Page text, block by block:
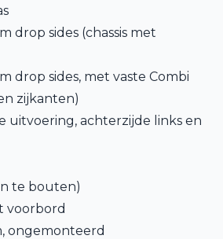
drop sides (chassis met
drop sides, met vaste Combi
zijkanten)
uitvoering, achterzijde links en
te bouten)
voorbord
ongemonteerd